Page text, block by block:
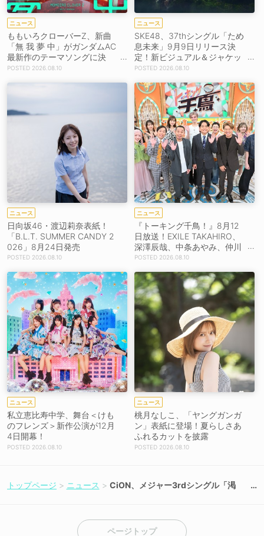
ニュース
ももいろクローバーZ、新曲
「無 我 夢 中」がガンダムAC
最新作のテーマソングに決
定！8月26日配信リリース！
2026.08.10
ニュース
SKE48、37thシングル「ため
息未来」9月9日リリース決
定！新ビジュアル＆ジャケッ
ト写真も一挙公開！
2026.08.10
ニュース
日向坂46・渡辺莉奈表紙！
「B.L.T. SUMMER CANDY 2
026」8月24日発売
2026.08.10
ニュース
『トーキング千鳥！』8月12
日放送！EXILE TAKAHIRO、
深澤辰哉、中条あやみ、仲川
瑠夏ら豪華ゲストが集結！
2026.08.10
ニュース
私立恵比寿中学、舞台＜けも
のフレンズ＞新作公演が12月
4日開幕！
2026.08.10
ニュース
桃月なしこ、「ヤングガンガ
ン」表紙に登場！夏らしさあ
ふれるカットを披露
2026.08.10
トップページ ニュース
CiON、メジャー3rdシングル「渇
ページトップ